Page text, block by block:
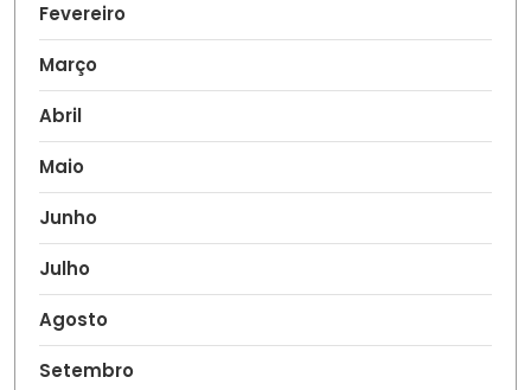
Fevereiro
Março
Abril
Maio
Junho
Julho
Agosto
Setembro